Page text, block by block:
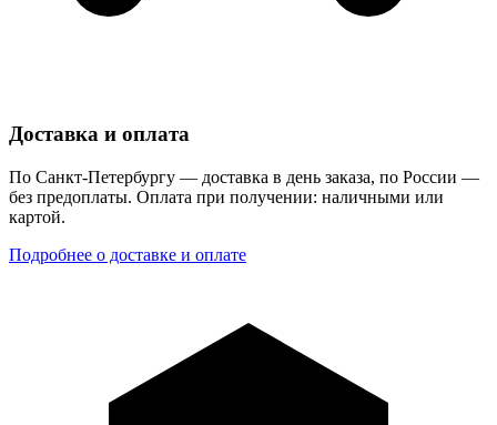
Доставка и оплата
По Санкт-Петербургу — доставка в день заказа, по России —
без предоплаты. Оплата при получении: наличными или
картой.
Подробнее о доставке и оплате